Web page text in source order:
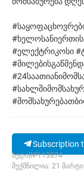
#ელექტრიკოსი
Subscription
ხედი|№113874
შექმნილია: 21 მარტი